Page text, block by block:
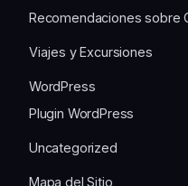
Recomendaciones sobre
Viajes y Excursiones
WordPress
Plugin WordPress
Uncategorized
Mapa del Sitio